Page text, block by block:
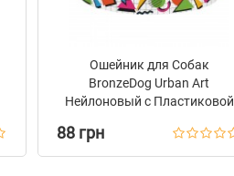
Ошейник для Собак
BronzeDog Urban Art
Нейлоновый с Пластиковой
88 грн